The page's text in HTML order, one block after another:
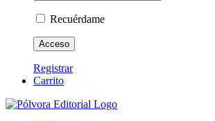
Recuérdame
Registrar
Carrito